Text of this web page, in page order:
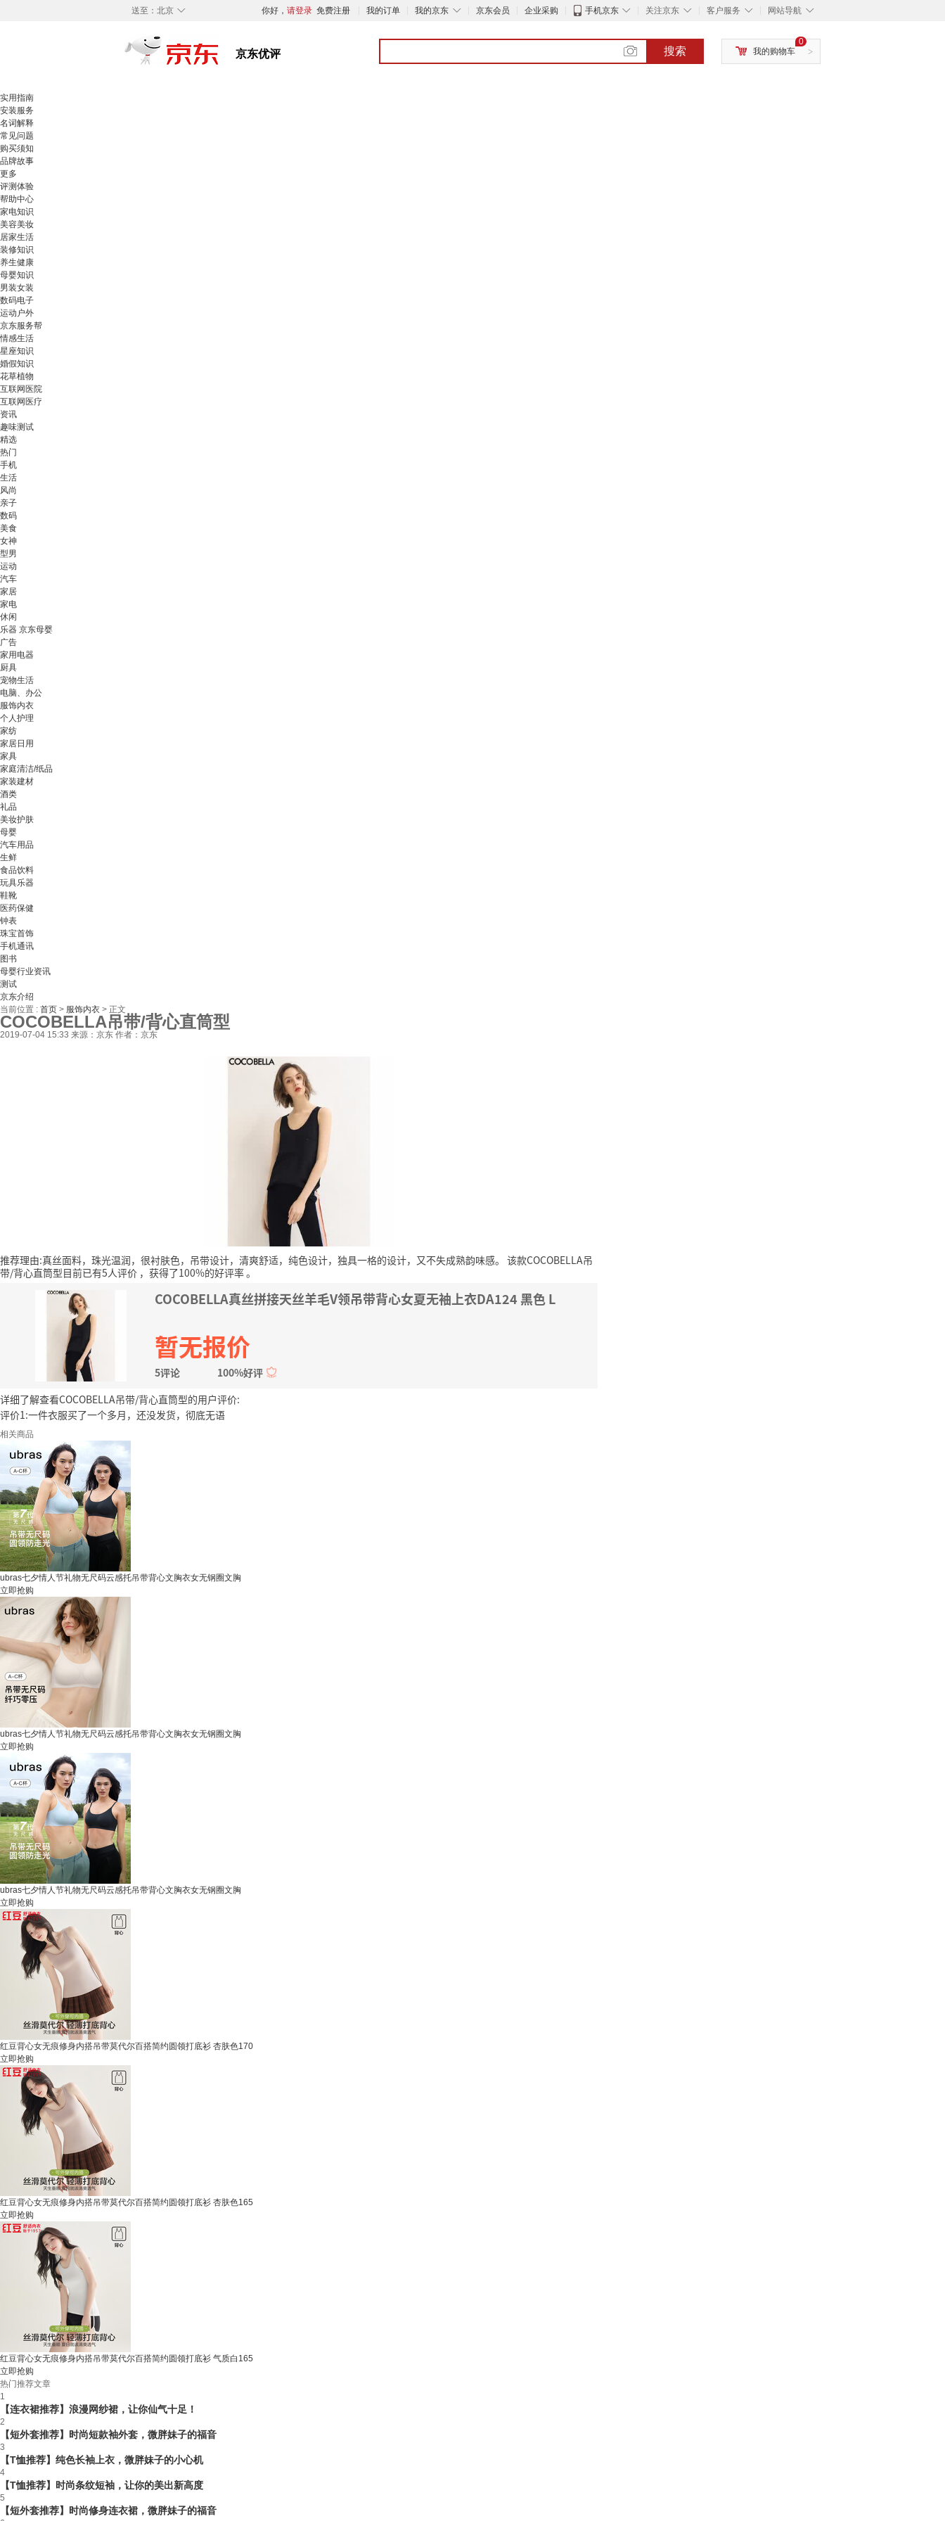
◇
送至： 北京 你好， 请登录 免费注册 我的订单 ◇
我的京东 京东会员 企业采购 ◇
手机京东 ◇
关注京东 ◇
客户服务 ◇
网站导航
搜索 >
0
我的购物车
实用指南
安装服务
名词解释
常见问题
购买须知
品牌故事
更多
评测体验
帮助中心
家电知识
美容美妆
居家生活
装修知识
养生健康
母婴知识
男装女装
数码电子
运动户外
京东服务帮
情感生活
星座知识
婚假知识
花草植物
互联网医院
互联网医疗
资讯
趣味测试
精选
热门
手机
生活
风尚
亲子
数码
美食
女神
型男
运动
汽车
家居
家电
休闲
乐器 京东母婴
广告
家用电器
厨具
宠物生活
电脑、办公
服饰内衣
个人护理
家纺
家居日用
家具
家庭清洁/纸品
家装建材
酒类
礼品
美妆护肤
母婴
汽车用品
生鲜
食品饮料
玩具乐器
鞋靴
医药保健
钟表
珠宝首饰
手机通讯
图书
母婴行业资讯
测试
京东介绍
当前位置 : 首页 > 服饰内衣 > 正文
COCOBELLA吊带/背心直筒型
2019-07-04 15:33 来源：京东 作者：京东
推荐理由:真丝面料，珠光温润，很衬肤色，吊带设计，清爽舒适，纯色设计，独具一格的设计，又不失成熟韵味感。 该款COCOBELLA吊
带/背心直筒型目前已有5人评价 ，获得了100%的好评率。
COCOBELLA真丝拼接天丝羊毛V领吊带背心女夏无袖上衣DA124 黑色 L
暂无报价
5评论
100%好评
详细了解查看COCOBELLA吊带/背心直筒型的用户评价:
评价1:一件衣服买了一个多月，还没发货，彻底无语
相关商品
ubras七夕情人节礼物无尺码云感托吊带背心文胸衣女无钢圈文胸
立即抢购
ubras七夕情人节礼物无尺码云感托吊带背心文胸衣女无钢圈文胸
立即抢购
ubras七夕情人节礼物无尺码云感托吊带背心文胸衣女无钢圈文胸
立即抢购
红豆背心女无痕修身内搭吊带莫代尔百搭简约圆领打底衫 杏肤色170
立即抢购
红豆背心女无痕修身内搭吊带莫代尔百搭简约圆领打底衫 杏肤色165
立即抢购
红豆背心女无痕修身内搭吊带莫代尔百搭简约圆领打底衫 气质白165
立即抢购
热门推荐文章
1
【连衣裙推荐】浪漫网纱裙，让你仙气十足！
2
【短外套推荐】时尚短款袖外套，微胖妹子的福音
3
【T恤推荐】纯色长袖上衣，微胖妹子的小心机
4
【T恤推荐】时尚条纹短袖，让你的美出新高度
5
【短外套推荐】时尚修身连衣裙，微胖妹子的福音